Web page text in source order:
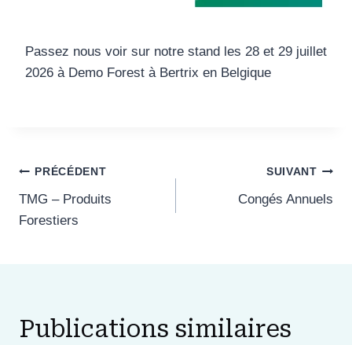
Passez nous voir sur notre stand les 28 et 29 juillet
2026 à Demo Forest à Bertrix en Belgique
Navigation
de
PRÉCÉDENT
TMG – Produits
Forestiers
SUIVANT
Congés Annuels
Publications similaires